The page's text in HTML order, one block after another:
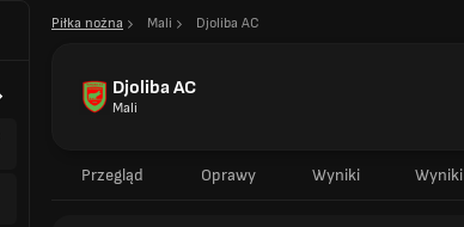
Piłka nożna Mali Djoliba AC
Djoliba AC
Mali
Przegląd Oprawy Wyniki Wyniki